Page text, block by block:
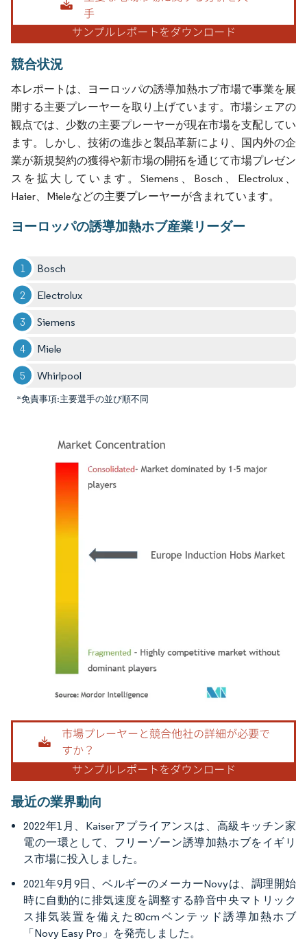
競合状況
本レポートは、ヨーロッパの誘導加熱ホブ市場で事業を展
開する主要プレーヤーを取り上げています。市場シェアの
観点では、少数の主要プレーヤーが現在市場を支配してい
ます。しかし、技術の進歩と製品革新により、国内外の企
業が新規契約の獲得や新市場の開拓を通じて市場プレゼン
スを拡大しています。Siemens、Bosch、Electrolux、
Haier、Mieleなどの主要プレーヤーが含まれています。
ヨーロッパの誘導加熱ホブ産業リーダー
Bosch
Electrolux
Siemens
Miele
Whirlpool
*免責事項:主要選手の並び順不同
画像 © Mordor Intelligence。再利用にはCC BY 4.0の表示が必要です。
最近の業界動向
2022年1月、Kaiserアプライアンスは、高級キッチン家
電の一環として、フリーゾーン誘導加熱ホブをイギリ
ス市場に投入しました。
2021年9月9日、ベルギーのメーカーNovyは、調理開始
時に自動的に排気速度を調整する静音中央マトリック
ス排気装置を備えた80cmベンテッド誘導加熱ホブ
「Novy Easy Pro」を発売しました。